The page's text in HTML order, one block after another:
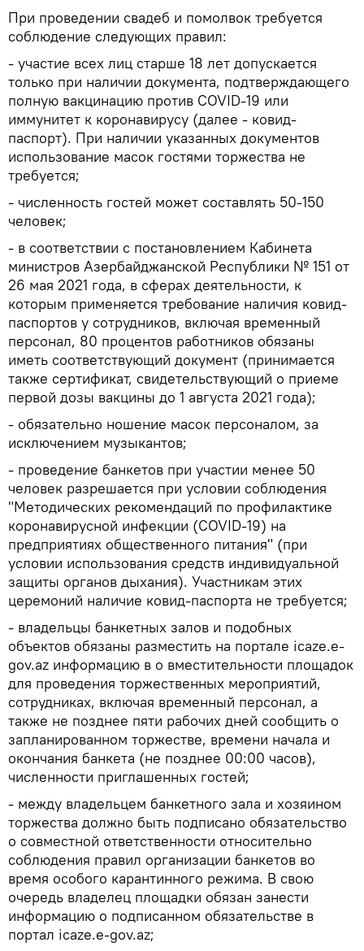
При проведении свадеб и помолвок требуется
соблюдение следующих правил:
- участие всех лиц старше 18 лет допускается
только при наличии документа, подтверждающего
полную вакцинацию против COVID-19 или
иммунитет к коронавирусу (далее - ковид-
паспорт). При наличии указанных документов
использование масок гостями торжества не
требуется;
- численность гостей может составлять 50-150
человек;
- в соответствии с постановлением Кабинета
министров Азербайджанской Республики № 151 от
26 мая 2021 года, в сферах деятельности, к
которым применяется требование наличия ковид-
паспортов у сотрудников, включая временный
персонал, 80 процентов работников обязаны
иметь соответствующий документ (принимается
также сертификат, свидетельствующий о приеме
первой дозы вакцины до 1 августа 2021 года);
- обязательно ношение масок персоналом, за
исключением музыкантов;
- проведение банкетов при участии менее 50
человек разрешается при условии соблюдения
"Методических рекомендаций по профилактике
коронавирусной инфекции (COVID-19) на
предприятиях общественного питания" (при
условии использования средств индивидуальной
защиты органов дыхания). Участникам этих
церемоний наличие ковид-паспорта не требуется;
- владельцы банкетных залов и подобных
объектов обязаны разместить на портале icaze.e-
gov.az информацию в о вместительности площадок
для проведения торжественных мероприятий,
сотрудниках, включая временный персонал, а
также не позднее пяти рабочих дней сообщить о
запланированном торжестве, времени начала и
окончания банкета (не позднее 00:00 часов),
численности приглашенных гостей;
- между владельцем банкетного зала и хозяином
торжества должно быть подписано обязательство
о совместной ответственности относительно
соблюдения правил организации банкетов во
время особого карантинного режима. В свою
очередь владелец площадки обязан занести
информацию о подписанном обязательстве в
портал icaze.e-gov.az;